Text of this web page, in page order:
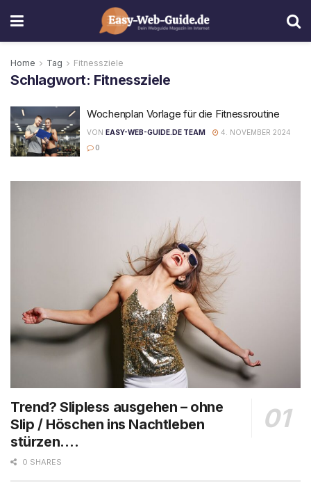
Home Tag Fitnessziele
Schlagwort: Fitnessziele
Wochenplan Vorlage für die Fitnessroutine
VON EASY-WEB-GUIDE.DE TEAM
4. NOVEMBER 2024
0
Trend? Slipless ausgehen – ohne
Slip / Höschen ins Nachtleben
stürzen….
0 SHARES